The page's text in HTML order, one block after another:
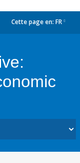
Cette page en: FR